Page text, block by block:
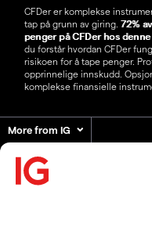
CFDer er komplekse
tap på grunn av giring. 72%
penger på CFDer hos
du forstår hvordan CFDer
risikoen for å tape penger.
opprinnelige innskudd.
komplekse finansielle
More from IG